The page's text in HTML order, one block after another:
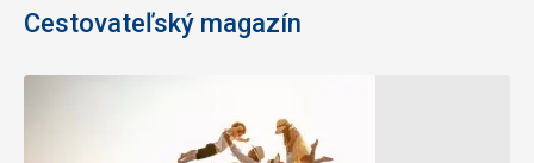
Cestovateľský magazín